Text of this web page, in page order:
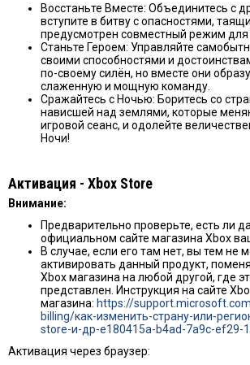
Восстаньте Вместе: Объединитесь с
вступите в битву с опасностями,
предусмотрен совместный режим для
Станьте Героем: Управляйте
своими способностями и
по-своему силён, но вместе они
слаженную и мощную команду.
Сражайтесь с Ночью: Боритесь со
нависшей над землями, которые
игровой сеанс, и одолейте
Ночи!
Активация - Хbox Store
Внимание:
Предварительно проверьте, есть ли
официальном сайте магазина Xbox
В случае, если его там нет, вы тем не
активировать данный продукт,
Xbox магазина на любой другой, где
представлен. Инструкция на сайте
магазина: https://
billing/как-изменить-страну-или-
store-и-др-e180415a-b4ad-7a9c-ef29-
Активация через браузер: